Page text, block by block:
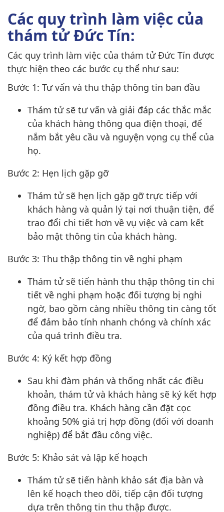
Các quy trình làm việc của
thám tử Đức Tín:
Các quy trình làm việc của thám tử Đức Tín được
thực hiện theo các bước cụ thể như sau:
Bước 1: Tư vấn và thu thập thông tin ban đầu
Thám tử sẽ tư vấn và giải đáp các thắc mắc
của khách hàng thông qua điện thoại, để
nắm bắt yêu cầu và nguyện vọng cụ thể của
họ.
Bước 2: Hẹn lịch gặp gỡ
Thám tử sẽ hẹn lịch gặp gỡ trực tiếp với
khách hàng và quản lý tại nơi thuận tiện, để
trao đổi chi tiết hơn về vụ việc và cam kết
bảo mật thông tin của khách hàng.
Bước 3: Thu thập thông tin về nghi phạm
Thám tử sẽ tiến hành thu thập thông tin chi
tiết về nghi phạm hoặc đối tượng bị nghi
ngờ, bao gồm càng nhiều thông tin càng tốt
để đảm bảo tính nhanh chóng và chính xác
của quá trình điều tra.
Bước 4: Ký kết hợp đồng
Sau khi đàm phán và thống nhất các điều
khoản, thám tử và khách hàng sẽ ký kết hợp
đồng điều tra. Khách hàng cần đặt cọc
khoảng 50% giá trị hợp đồng (đối với doanh
nghiệp) để bắt đầu công việc.
Bước 5: Khảo sát và lập kế hoạch
Thám tử sẽ tiến hành khảo sát địa bàn và
lên kế hoạch theo dõi, tiếp cận đối tượng
dựa trên thông tin thu thập được.